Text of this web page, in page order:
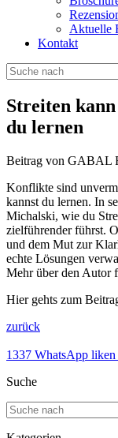
Aktuelle
Kontakt
Streiten
du lernen
Beitrag von GABAL
Konflikte sind
kannst du lernen. In
Michalski, wie du
zielführender führst.
und dem Mut zur
echte Lösungen
Mehr über den Autor
Hier gehts zum
zurück
1337 WhatsApp liken
Suche